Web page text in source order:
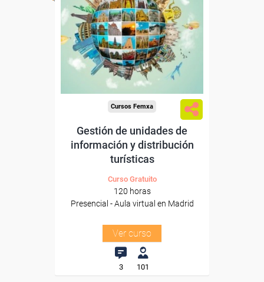
Para desempleados,
trabajadores y autónomos.
Para todos los sectores.
Cursos Femxa
Gestión de unidades de
información y distribución
turísticas
Curso Gratuito
120 horas
Presencial - Aula virtual en Madrid
Ver curso
3 101